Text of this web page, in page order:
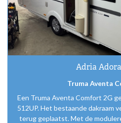
Adria Adora
Truma Aventa
Een Truma Aventa Comfort 2G
512UP. Het bestaande dakraam
terug geplaatst. Met de